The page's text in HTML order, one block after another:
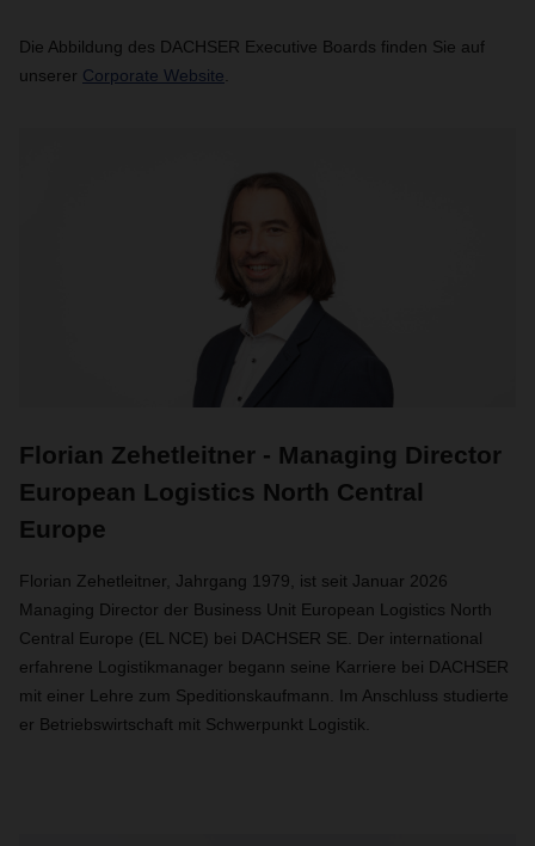
Die Abbildung des DACHSER Executive Boards finden Sie auf
unserer Corporate Website
Florian Zehetleitner - Managing Director
European Logistics North Central
Europe
Florian Zehetleitner, Jahrgang 1979, ist seit Januar 2026
Managing Director der Business Unit European Logistics North
Central Europe (EL NCE) bei DACHSER SE. Der international
erfahrene Logistikmanager begann seine Karriere bei DACHSER
mit einer Lehre zum Speditionskaufmann. Im Anschluss studierte
er Betriebswirtschaft mit Schwerpunkt Logistik.